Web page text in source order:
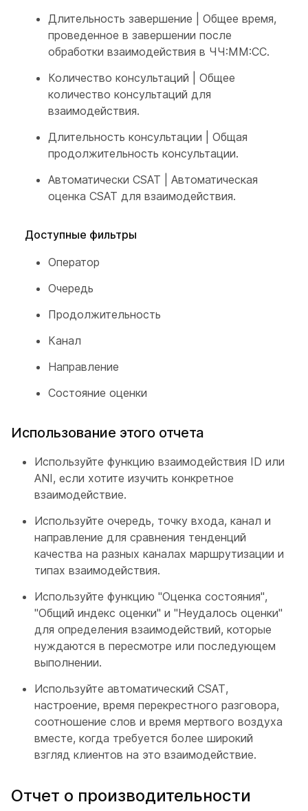
Длительность завершение | Общее время,
проведенное в завершении после
обработки взаимодействия в ЧЧ:ММ:СС.
Количество консультаций | Общее
количество консультаций для
взаимодействия.
Длительность консультации | Общая
продолжительность консультации.
Автоматически CSAT | Автоматическая
оценка CSAT для взаимодействия.
Доступные фильтры
Оператор
Очередь
Продолжительность
Канал
Направление
Состояние оценки
Использование этого отчета
Используйте функцию взаимодействия ID или
ANI, если хотите изучить конкретное
взаимодействие.
Используйте очередь, точку входа, канал и
направление для сравнения тенденций
качества на разных каналах маршрутизации и
типах взаимодействия.
Используйте функцию "Оценка состояния",
"Общий индекс оценки" и "Неудалось оценки"
для определения взаимодействий, которые
нуждаются в пересмотре или последующем
выполнении.
Используйте автоматический CSAT,
настроение, время перекрестного разговора,
соотношение слов и время мертвого воздуха
вместе, когда требуется более широкий
взгляд клиентов на это взаимодействие.
Отчет о производительности